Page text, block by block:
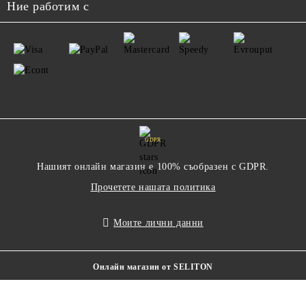
Ние работим с
GDPR
Нашият онлайн магазин е 100% съобразен с GDPR.
Прочетете нашата политика
Моите лични данни
Онлайн магазин от SELITON